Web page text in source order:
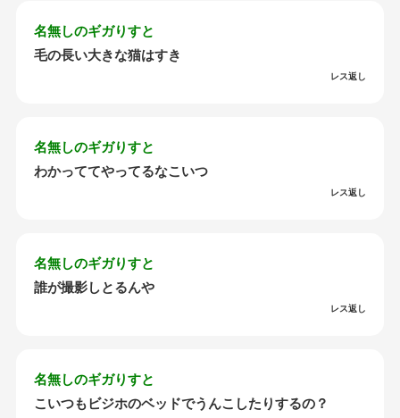
名無しのギガりすと
毛の長い大きな猫はすき
レス返し
名無しのギガりすと
わかっててやってるなこいつ
レス返し
名無しのギガりすと
誰が撮影しとるんや
レス返し
名無しのギガりすと
こいつもビジホのベッドでうんこしたりするの？